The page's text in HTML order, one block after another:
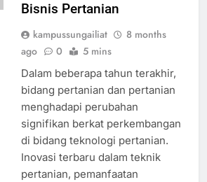
Bisnis Pertanian
kampussungailiat
8 months
ago
0 5 mins
Dalam beberapa tahun terakhir,
bidang pertanian dan pertanian
menghadapi perubahan
signifikan berkat perkembangan
di bidang teknologi pertanian.
Inovasi terbaru dalam teknik
pertanian, pemanfaatan